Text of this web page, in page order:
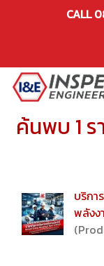
CALL
ค้นพบ 1 ร
บริกา
พลังง